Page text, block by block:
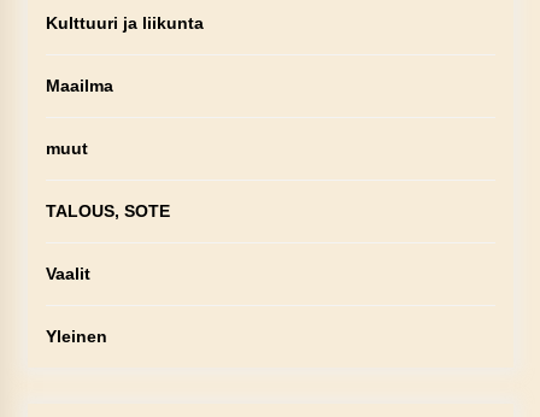
Kulttuuri ja liikunta
Maailma
muut
TALOUS, SOTE
Vaalit
Yleinen